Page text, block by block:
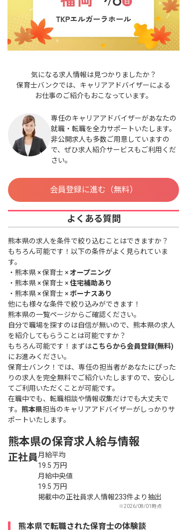
気になる求人情報は見つかりましたか？
保育士バンクでは、キャリアアドバイザーによる
お仕事のご紹介もおこなっています。
専任のキャリアアドバイザーがあなたの
就職・転職を全力サポートいたします。
非公開求人も多数ご用意していますの
で、ぜひ求人紹介サービスもご利用くだ
さい。
会員登録に進む（無料）
よくある質問
熊本県の求人を条件で絞り込むことはできますか？
もちろん可能です！以下の条件がよく見られていま
す。
・ 熊本県 × 保育士 ×オープニング
・ 熊本県 × 保育士 ×住宅補助あり
・ 熊本県 × 保育士 ×ボーナスあり
他にも様々な条件で絞り込みができます！
熊本県の一覧ページからご確認ください。
自分で職場を探すのは自信が無いので、熊本県の求人
を紹介してもらうことは可能ですか？
もちろん可能です！まずはこちらから会員登録(無料)
にお進みください。
保育士バンク！では、専任の担当者があなたにぴった
りの求人を完全無料でご紹介いたしますので、安心し
てご利用いただくことが可能です。
在職中でも、転職相談や情報収集だけでも大丈夫で
す。 熊本県担当のキャリアアドバイザーがしっかりサ
ポートいたします。
熊本県の保育求人給与情報
正社員月給平均
19.5 万円
月給中央値
19.5 万円
掲載中の正社員求人情報233件より抽出
※2026/08/01時点
熊本県で転職された保育士の体験談